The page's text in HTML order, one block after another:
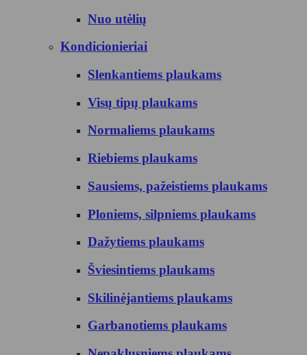
Nuo utėlių
Kondicionieriai
Slenkantiems plaukams
Visų tipų plaukams
Normaliems plaukams
Riebiems plaukams
Sausiems, pažeistiems plaukams
Ploniems, silpniems plaukams
Dažytiems plaukams
Šviesintiems plaukams
Skilinėjantiems plaukams
Garbanotiems plaukams